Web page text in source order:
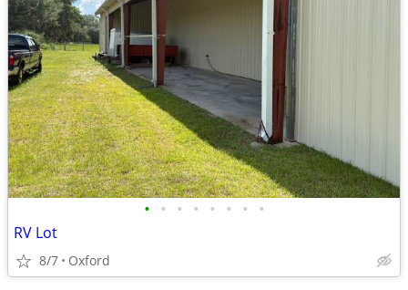
• • • • • • • •
RV Lot
8/7 Oxford